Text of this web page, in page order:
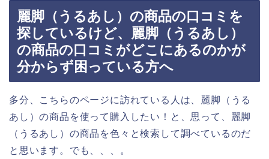
麗脚（うるあし）の商品の口コミを
探しているけど、麗脚（うるあし）
の商品の口コミがどこにあるのかが
分からず困っている方へ
多分、こちらのページに訪れている人は、麗脚（うる
あし）の商品を使って購入したい！と、思って、麗脚
（うるあし）の商品を色々と検索して調べているのだ
と思います。でも、、、。